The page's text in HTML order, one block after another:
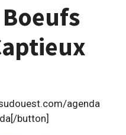
agenda
button]